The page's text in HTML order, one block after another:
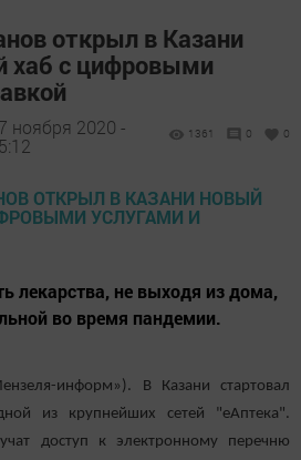
открыл в Казани
хаб с цифровыми
ноября 2020 -
1361 0 0
лекарства, не выходя из дома,
во время пандемии.
информ»). В Казани стартовал
из крупнейших сетей "еАптека".
доступ к электронному перечню